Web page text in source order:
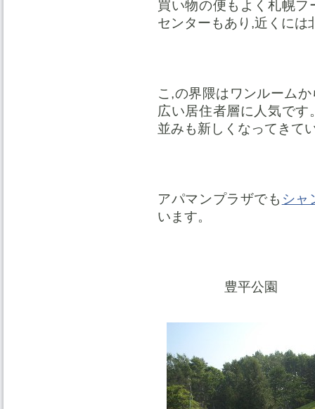
買い物の便もよく札幌
センターもあり,近くには
こ,の界隈はワンルーム
広い居住者層に人気で
並みも新しくなってきて
アパマンプラザでも シャ
います。
豊平公園